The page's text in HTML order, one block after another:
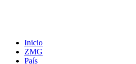
Inicio
ZMG
País